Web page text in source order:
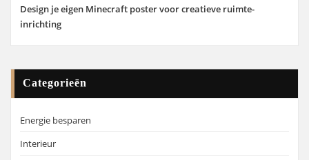
Design je eigen Minecraft poster voor creatieve ruimte-
inrichting
Categorieën
Energie besparen
Interieur